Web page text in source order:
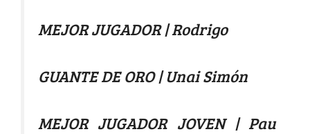
MEJOR JUGADOR | Rodrigo
GUANTE DE ORO | Unai Simón
MEJOR JUGADOR JOVEN | Pau